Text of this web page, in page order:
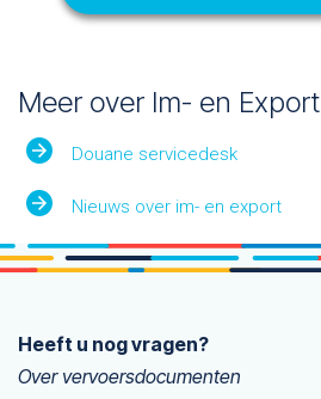
Meer over Im- en Export
Douane servicedesk
Nieuws over im- en export
Heeft u nog vragen?
Over vervoersdocumenten